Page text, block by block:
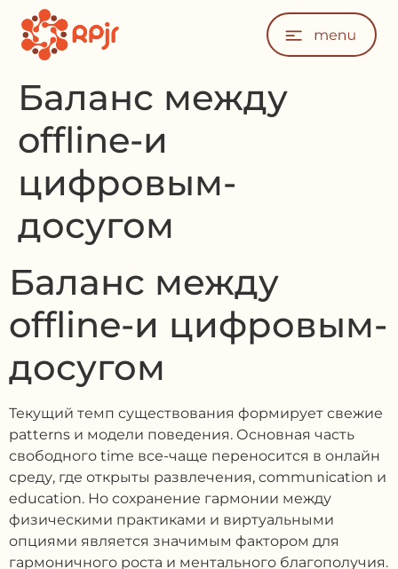
Баланс между
offline-и
цифровым-
досугом
Баланс между
offline-и цифровым-
досугом
Текущий темп существования формирует свежие
patterns и модели поведения. Основная часть
свободного time все-чaще переносится в онлайн
среду, где открыты развлечения, communication и
education. Но сохранение гармонии между
физическими практиками и виртуальными
опциями является значимым фактором для
гармоничного роста и ментального благополучия.